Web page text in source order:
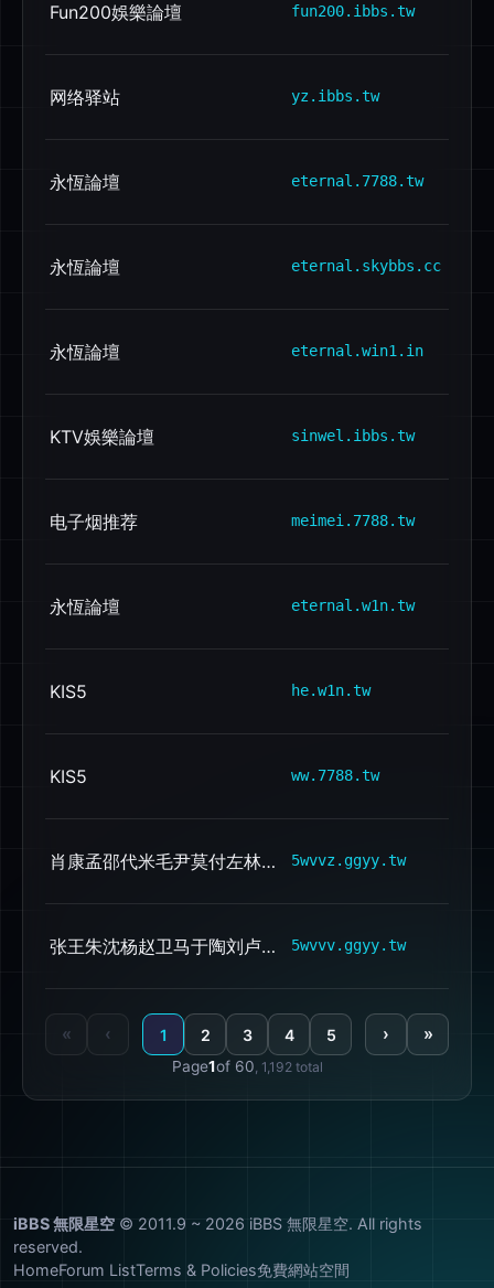
Fun200娛樂論壇 fun200.ibbs.tw
网络驿站 yz.ibbs.tw
永恆論壇 eternal.7788.tw
永恆論壇 eternal.skybbs.cc
永恆論壇 eternal.win1.in
KTV娛樂論壇 sinwel.ibbs.tw
电子烟推荐 meimei.7788.tw
永恆論壇 eternal.w1n.tw
KIS5 he.w1n.tw
KIS5 ww.7788.tw
肖康孟邵代米毛尹莫付左林纪崔梁杜贾向田冯钟周高石窦熊夏柴侯 5wvvz.ggyy.tw
张王朱沈杨赵卫马于陶刘卢曹孙徐饶何吕谢孔姚桑束牟皮彭任赖丁郭 5wvvv.ggyy.tw
« ‹ 1 2 3 4 5 › »
Page1of 60, 1,192 total
iBBS 無限星空 © 2011.9 ~ 2026 iBBS 無限星空. All rights
reserved.
HomeForum ListTerms & Policies免費網站空間